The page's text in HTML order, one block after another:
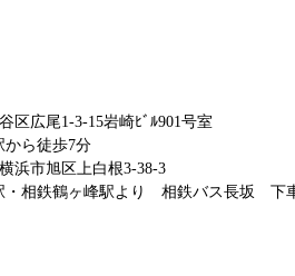
区広尾1-3-15岩崎ﾋﾞﾙ901号室
徒歩7分
浜市旭区上白根3-38-3
ヶ峰駅より 相鉄バス長坂 下車